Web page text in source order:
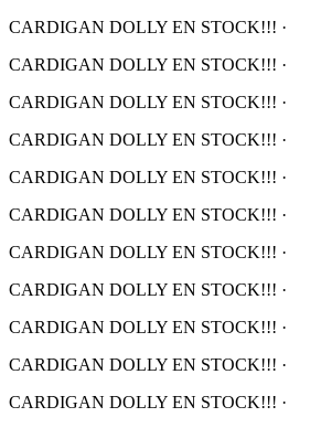
CARDIGAN DOLLY EN STOCK!!! ·
CARDIGAN DOLLY EN STOCK!!! ·
CARDIGAN DOLLY EN STOCK!!! ·
CARDIGAN DOLLY EN STOCK!!! ·
CARDIGAN DOLLY EN STOCK!!! ·
CARDIGAN DOLLY EN STOCK!!! ·
CARDIGAN DOLLY EN STOCK!!! ·
CARDIGAN DOLLY EN STOCK!!! ·
CARDIGAN DOLLY EN STOCK!!! ·
CARDIGAN DOLLY EN STOCK!!! ·
CARDIGAN DOLLY EN STOCK!!! ·